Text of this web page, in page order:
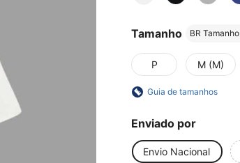
Tamanho BR Tamanho
P M (M)
Guia de tamanhos
Enviado por
Envio Nacional